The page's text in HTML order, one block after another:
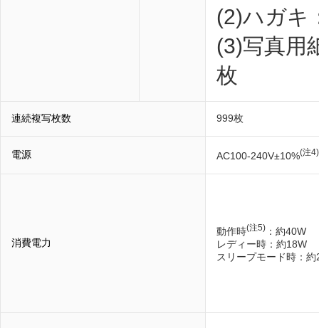
(2)ハガキ
(3)写真用
枚
連続複写枚数 999枚
電源 AC100-240V±10%(注4)
消費電力
動作時(注5) ：約40W
レディー時：約18W
スリープモード時：約